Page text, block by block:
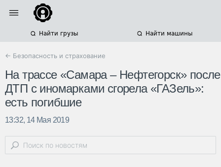
Найти грузы Найти машины
← Безопасность и страхование
На трассе «Самара – Нефтегорск» после
ДТП с иномарками сгорела «ГАЗель»:
есть погибшие
13:32, 14 Мая 2019